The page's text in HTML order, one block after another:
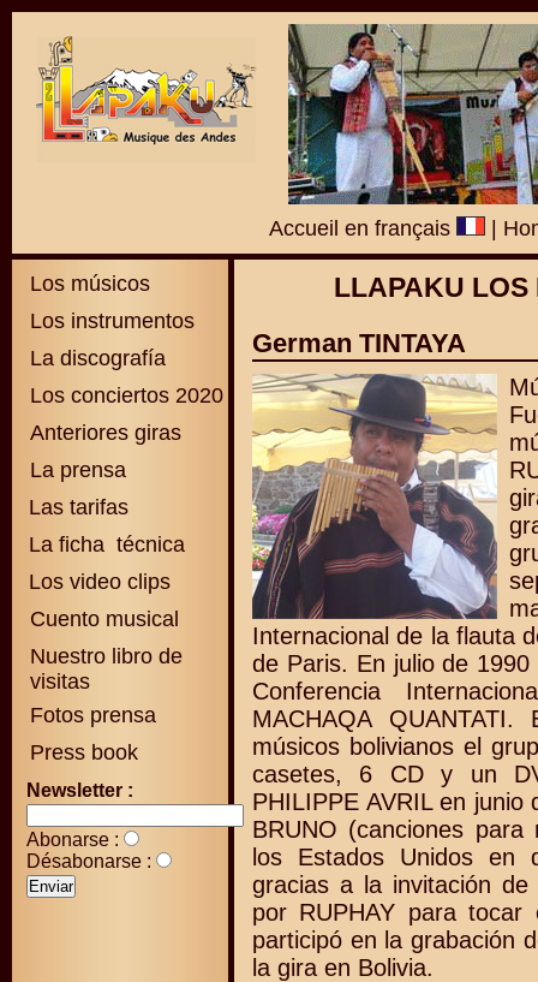
Accueil en français
Los músicos
Los instrumentos
La discografía
Los conciertos 2020
Anteriores giras
La prensa
Las tarifas
La ficha técnica
Los video clips
Cuento musical
Nuestro libro de
visitas
Fotos prensa
Press book
Newsletter :
Abonarse :
Désabonarse :
LLAPAKU LOS
German TINTAYA
Internacional de la flauta
de Paris. En julio de
Conferencia
MACHAQA
músicos bolivianos el
casetes, 6 CD y un
PHILIPPE AVRIL en
BRUNO (canciones
los Estados Unidos en
gracias a la invitación de
por RUPHAY para
participó en la grabación
la gira en Bolivia.